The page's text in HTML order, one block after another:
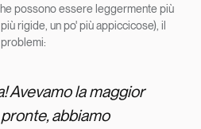
possono essere leggermente più
rigide, un po' più appiccicose), il
Avevamo la maggior
abbiamo